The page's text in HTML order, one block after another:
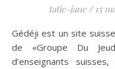
tatie-jane / 15
Gédéji est un site suisse. Son nom vient d’une abréviation
de «Groupe Du
d’enseignants